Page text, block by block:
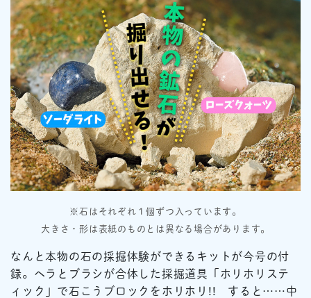
※石はそれぞれ１個ずつ入っています。
大きさ・形は表紙のものとは異なる場合があります。
なんと本物の石の採掘体験ができるキットが今号の付
録。ヘラとブラシが合体した採掘道具「ホリホリステ
ィック」で石こうブロックをホリホリ!! すると……中